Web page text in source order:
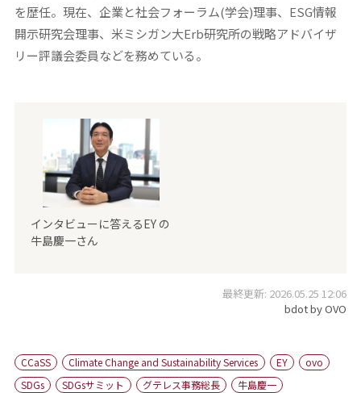
を歴任。現在、企業と社会フォーラム(学会)理事、ESG情報
開示研究会理事、米ミシガン大Erb研究所の戦略アドバイザ
リー評議会委員などを務めている。
インタビューに答えるEY の
牛島慶一さん
最終更新: 2026.05.25 12:06
bdot by OVO
CCaSS Climate Change and Sustainability Services EY
ovo
SDGs
SDGsサミット グテレス事務総長 牛島慶一